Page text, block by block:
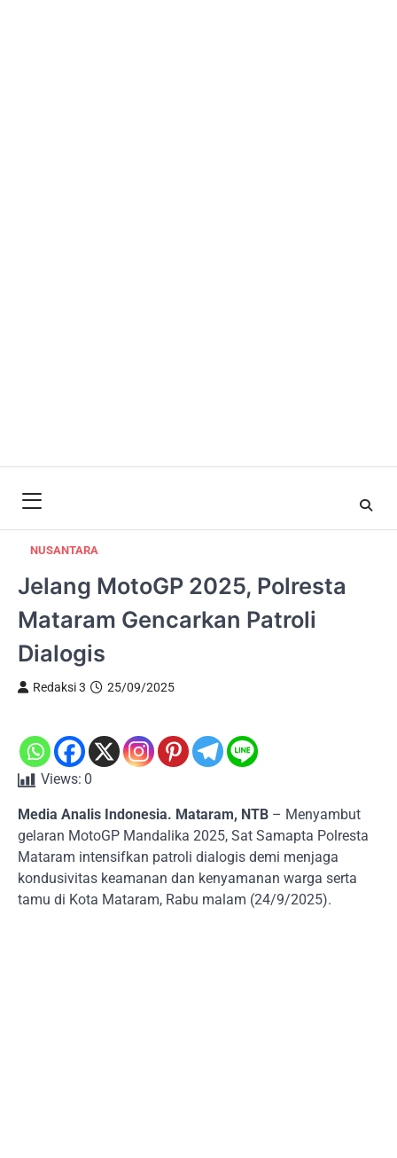
NUSANTARA
Jelang MotoGP 2025, Polresta
Mataram Gencarkan Patroli
Dialogis
Redaksi 3 25/09/2025
Views: 0
Media Analis Indonesia. Mataram, NTB – Menyambut
gelaran MotoGP Mandalika 2025, Sat Samapta Polresta
Mataram intensifkan patroli dialogis demi menjaga
kondusivitas keamanan dan kenyamanan warga serta
tamu di Kota Mataram, Rabu malam (24/9/2025).